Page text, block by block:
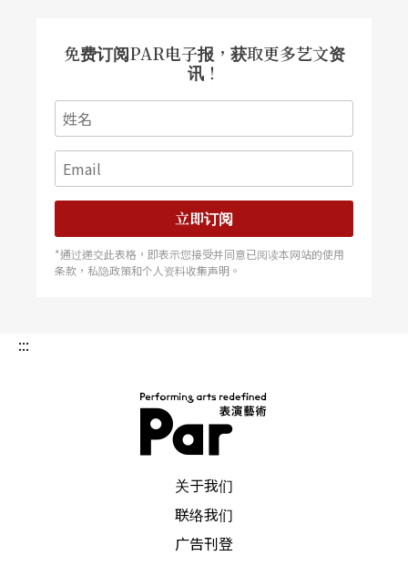
免费订阅PAR电子报，获取更多艺文资
讯！
立即订阅
*通过递交此表格，即表示您接受并同意已阅读本网站的使用
条款，私隐政策和个人资料收集声明。
:::
关于我们
联络我们
广告刊登